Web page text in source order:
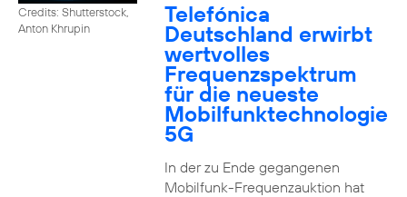
Credits: Shutterstock,
Anton Khrupin
Telefónica
Deutschland erwirbt
wertvolles
Frequenzspektrum
für die neueste
Mobilfunktechnologie
5G
In der zu Ende gegangenen
Mobilfunk-Frequenzauktion hat